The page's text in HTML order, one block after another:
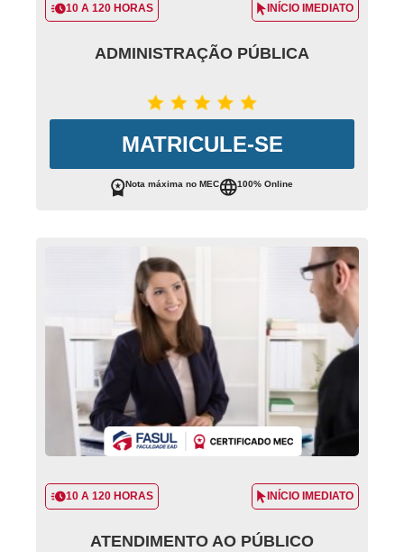
10 A 120 HORAS INÍCIO IMEDIATO
ADMINISTRAÇÃO PÚBLICA
MATRICULE-SE
Nota máxima no MEC 100% Online
10 A 120 HORAS INÍCIO IMEDIATO
ATENDIMENTO AO PÚBLICO